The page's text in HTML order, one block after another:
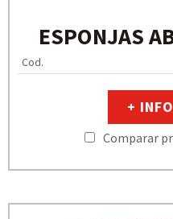
ESPONJAS
Cod.
+ INFO
Comparar